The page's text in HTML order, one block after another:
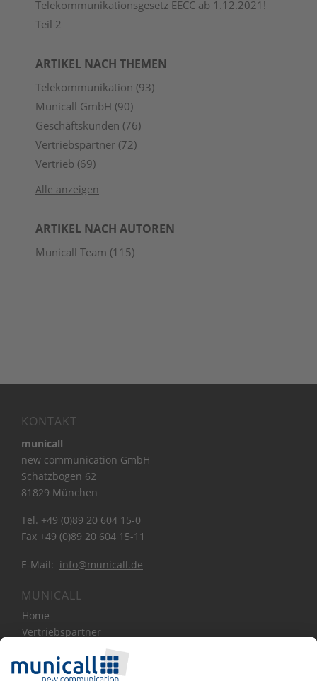
Telekommunikationsgesetz EECC ab 1.12.2021!
Teil 2
ARTIKEL NACH THEMEN
Telekommunikation (93)
Municall GmbH (90)
Geschäftskunden (76)
Vertriebspartner (72)
Vertrieb (69)
Alle anzeigen
ARTIKEL NACH AUTOREN
Municall Team (115)
KONTAKT
municall
new communication GmbH
Schatzbogen 62
81829 München
Tel. +49 (0)89 20 604 15-0
Fax +49 (0)89 20 604 15-11
E-Mail: info@municall.de
MUNICALL
Home
Vertriebspartner
Über Uns